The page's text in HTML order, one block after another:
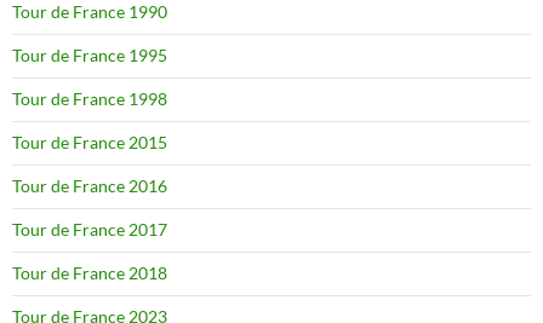
Tour de France 1990
Tour de France 1995
Tour de France 1998
Tour de France 2015
Tour de France 2016
Tour de France 2017
Tour de France 2018
Tour de France 2023